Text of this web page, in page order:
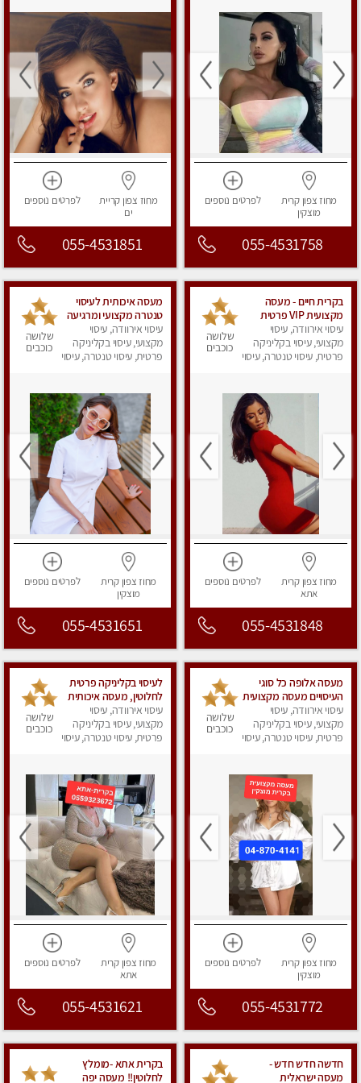
מחוז צפוןקרית
מוצקין
לפרטים נוספים
055-4531758
מחוז צפון קריית
ים
לפרטים נוספים
055-4531851
בקרית חיים - מעסה
מקצועית VIP פרטית
ומיוחדת בחיפה מומלץ
מאוד !!!
עיסוי אירוודה, עיסוי
מקצועי, עיסוי בקליניקה
פרטית, עיסוי טנטרה, עיסוי
שלושה
כוכבים
מחוז צפוןקרית
אתא
לפרטים נוספים
055-4531848
מעסה איכותית לעיסוי
טנטרה מקצועי ומרגיעה
עיסוי אירוודה, עיסוי
מקצועי, עיסוי בקליניקה
פרטית, עיסוי טנטרה, עיסוי
שלושה
כוכבים
מחוז צפוןקרית
מוצקין
לפרטים נוספים
055-4531651
מעסה אלופה כל סוגי
העיסויים מעסה מקצועית
ואיכותית פרטי!!
עיסוי אירוודה, עיסוי
מקצועי, עיסוי בקליניקה
פרטית, עיסוי טנטרה, עיסוי
שלושה
כוכבים
מחוז צפוןקרית
מוצקין
לפרטים נוספים
055-4531772
לעיסוי בקליניקה פרטית
לחלוטין, מעסה איכותית
ומיוחדת ברמה גבוהה
מאוד
עיסוי אירוודה, עיסוי
מקצועי, עיסוי בקליניקה
פרטית, עיסוי טנטרה, עיסוי
שלושה
כוכבים
מחוז צפוןקרית
אתא
לפרטים נוספים
055-4531621
חדשה חדש חדש -
מעסה ישראלית
בקרית אתא -מומלץ
לחלוטין!! מעסה יפה